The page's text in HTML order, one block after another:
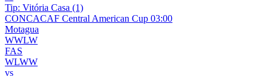
Tip: Vitória Casa (1)
CONCACAF Central American Cup 03:00
Motagua
WWLW
FAS
WLWW
vs